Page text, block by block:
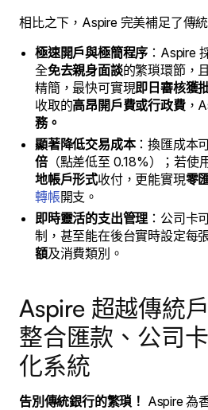
相比之下，Aspire 完美補足了傳
極速開戶與極簡程序 ：Aspire
全免去親身面談的繁瑣環節，
精簡，最快可實現即日審核獲
收取的高昂開戶費或行政費，
務。
顯著降低交易成本：換匯成本
倍（點差低至 0.18%）；若使
地帳戶形式收付，更能實現零
轉帳開支。
即時靈活的支出管理 ：公司卡
制，甚至能在後台實時設定每
額及消費類別。
Aspire 超越傳統
整合匯款、公司
化系統
告別傳統銀行的繁瑣！ Aspire 為